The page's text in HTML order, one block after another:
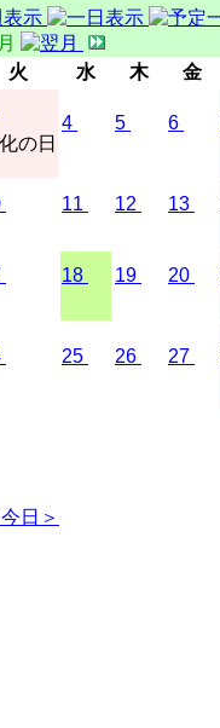
火 水 木 金
の日
4 5 6
11 12 13
18 19 20
25 26 27
今日＞